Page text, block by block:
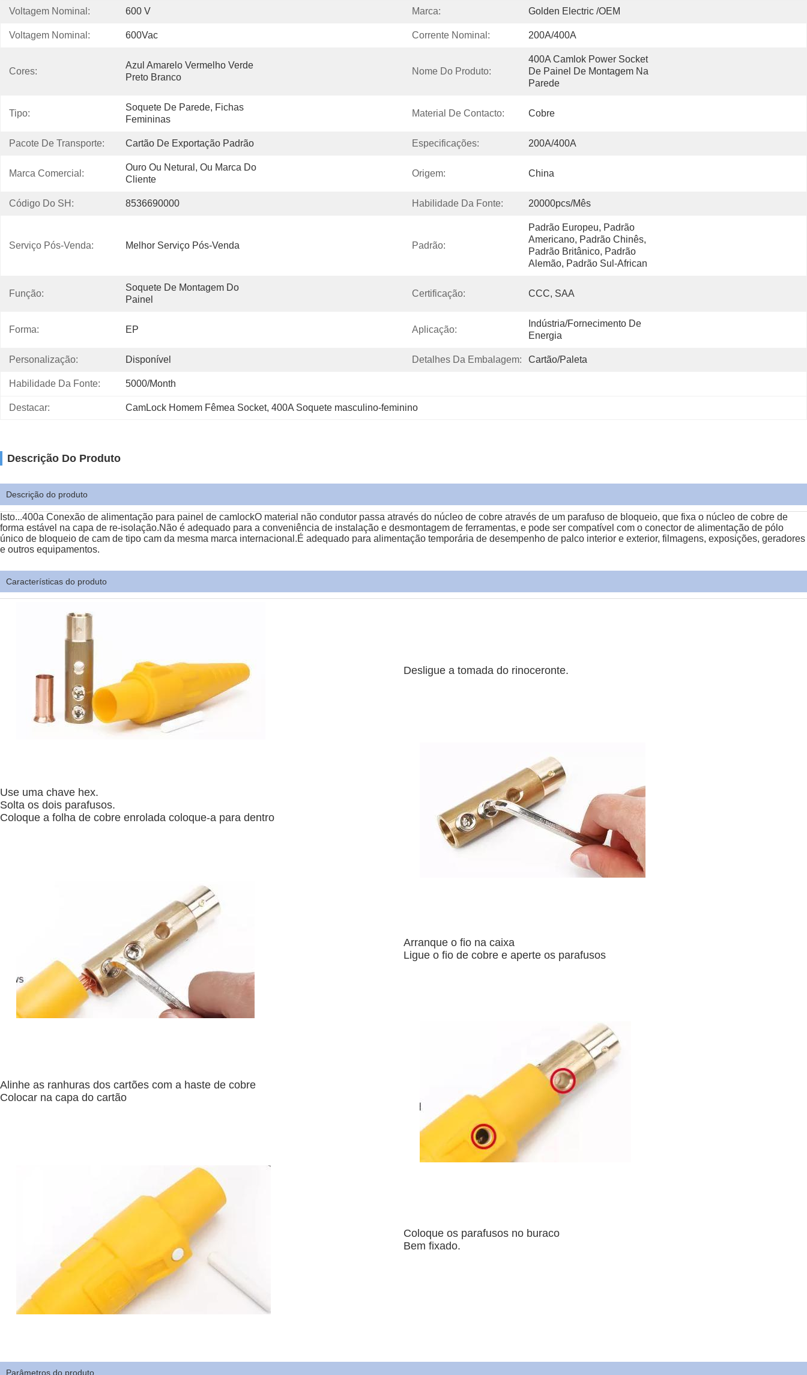
Voltagem Nominal: 600 V Marca: Golden Electric /OEM
Voltagem Nominal: 600Vac Corrente Nominal: 200A/400A
Cores:
Azul Amarelo Vermelho Verde
Preto Branco
Nome Do Produto:
400A Camlok Power Socket
De Painel De Montagem Na
Parede
Tipo:
Soquete De Parede, Fichas
Femininas
Material De Contacto: Cobre
Pacote De Transporte: Cartão De Exportação Padrão Especificações: 200A/400A
Marca Comercial:
Ouro Ou Netural, Ou Marca Do
Cliente
Origem: China
Código Do SH: 8536690000 Habilidade Da Fonte: 20000pcs/mês
Serviço Pós-Venda: Melhor Serviço Pós-Venda Padrão:
Padrão Europeu, Padrão
Americano, Padrão Chinês,
Padrão Britânico, Padrão
Alemão, Padrão Sul-African
Função:
Soquete De Montagem Do
Painel
Certificação: CCC, SAA
Forma: EP Aplicação:
Indústria/Fornecimento De
Energia
Personalização: Disponível Detalhes Da Embalagem: Cartão/paleta
Habilidade Da Fonte: 5000/month
Destacar: CamLock Homem Fêmea Socket, 400A Soquete masculino-feminino
Descrição Do Produto
Descrição do produto
Isto...400a Conexão de alimentação para painel de camlockO material não condutor passa através do núcleo de cobre através de um parafuso de bloqueio, que fixa o núcleo de cobre de
forma estável na capa de re-isolação.Não é adequado para a conveniência de instalação e desmontagem de ferramentas, e pode ser compatível com o conector de alimentação de pólo
único de bloqueio de cam de tipo cam da mesma marca internacional.É adequado para alimentação temporária de desempenho de palco interior e exterior, filmagens, exposições, geradores
e outros equipamentos.
Características do produto
Desligue a tomada do rinoceronte.
Use uma chave hex.
Solta os dois parafusos.
Coloque a folha de cobre enrolada coloque-a para dentro
Arranque o fio na caixa
Ligue o fio de cobre e aperte os parafusos
Alinhe as ranhuras dos cartões com a haste de cobre
Colocar na capa do cartão
Coloque os parafusos no buraco
Bem fixado.
Parâmetros do produto